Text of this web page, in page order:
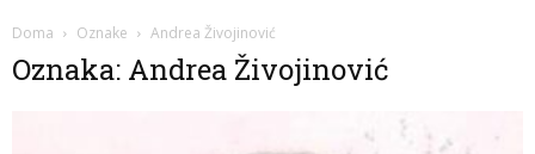
Doma Oznake Andrea Živojinović
Oznaka: Andrea Živojinović